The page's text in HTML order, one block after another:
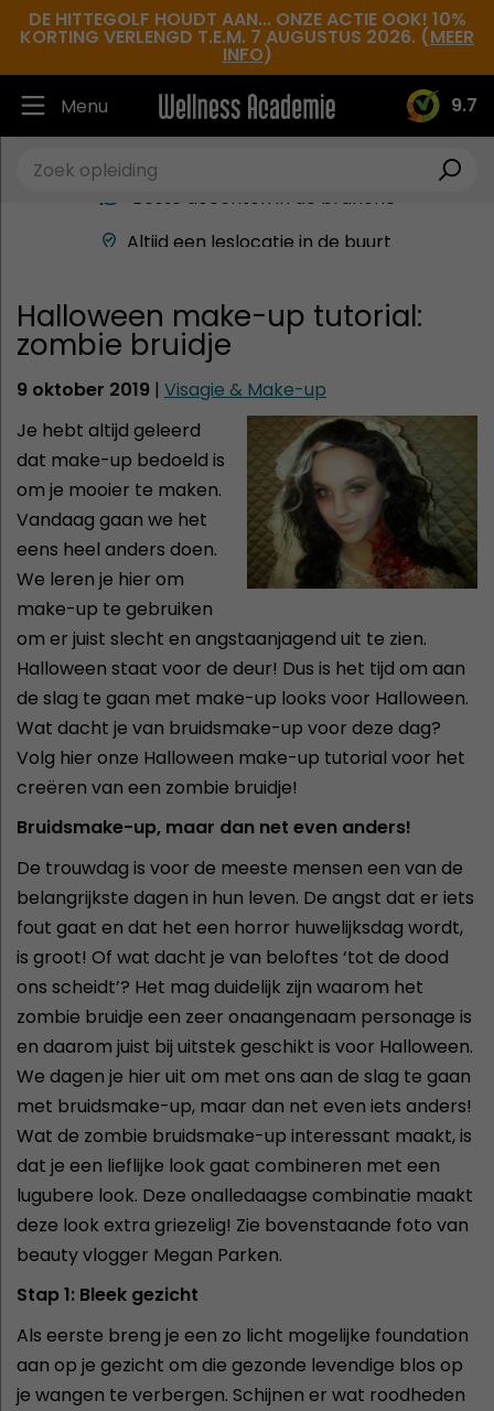
DE HITTEGOLF HOUDT AAN... ONZE ACTIE OOK! 10%
KORTING VERLENGD T.E.M. 7 AUGUSTUS 2026. (MEER
INFO)
9.7
Menu
Ruim 30.000 tevreden studenten
Beste docenten in de branche
Halloween make-up tutorial:
zombie bruidje
9 oktober 2019 | Visagie & Make-up
Je hebt altijd geleerd
dat make-up bedoeld is
om je mooier te maken.
Vandaag gaan we het
eens heel anders doen.
We leren je hier om
make-up te gebruiken
om er juist slecht en angstaanjagend uit te zien.
Halloween staat voor de deur! Dus is het tijd om aan
de slag te gaan met make-up looks voor Halloween.
Wat dacht je van bruidsmake-up voor deze dag?
Volg hier onze Halloween make-up tutorial voor het
creëren van een zombie bruidje!
Bruidsmake-up, maar dan net even anders!
De trouwdag is voor de meeste mensen een van de
belangrijkste dagen in hun leven. De angst dat er iets
fout gaat en dat het een horror huwelijksdag wordt,
is groot! Of wat dacht je van beloftes ‘tot de dood
ons scheidt’? Het mag duidelijk zijn waarom het
zombie bruidje een zeer onaangenaam personage is
en daarom juist bij uitstek geschikt is voor Halloween.
We dagen je hier uit om met ons aan de slag te gaan
met bruidsmake-up, maar dan net even iets anders!
Wat de zombie bruidsmake-up interessant maakt, is
dat je een lieflijke look gaat combineren met een
lugubere look. Deze onalledaagse combinatie maakt
deze look extra griezelig! Zie bovenstaande foto van
beauty vlogger Megan Parken.
Stap 1: Bleek gezicht
Als eerste breng je een zo licht mogelijke foundation
aan op je gezicht om die gezonde levendige blos op
je wangen te verbergen. Schijnen er wat roodheden